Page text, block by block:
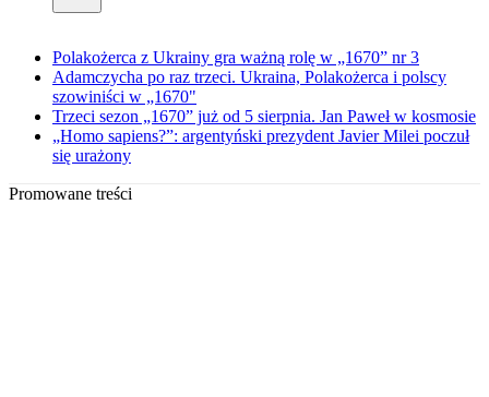
Polakożerca z Ukrainy gra ważną rolę w „1670” nr 3
Adamczycha po raz trzeci. Ukraina, Polakożerca i polscy
szowiniści w „1670"
Trzeci sezon „1670” już od 5 sierpnia. Jan Paweł w kosmosie
„Homo sapiens?”: argentyński prezydent Javier Milei poczuł
się urażony
Promowane treści